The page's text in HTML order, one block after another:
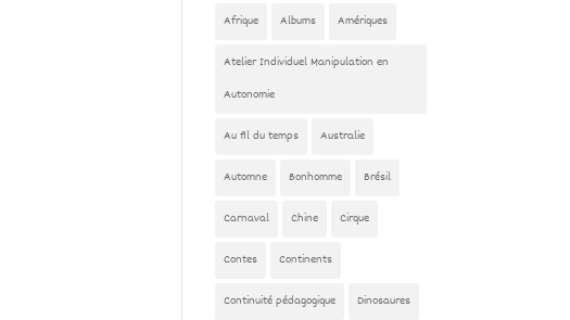
Afrique Albums Amériques
Atelier Individuel Manipulation en
Autonomie
Au fil du temps Australie
Automne Bonhomme Brésil
Carnaval Chine Cirque
Contes Continents
Continuité pédagogique Dinosaures